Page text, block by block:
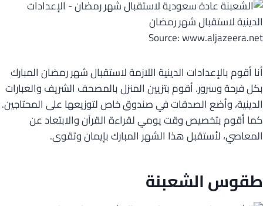
Source: www.aljazeera.net
أنا أقوم بالإعدادات الدينية اللازمة لاستقبال شهر رمضان المبارك
بكل فرحة وسرور. أقوم بتزيين المنزل بالمصحف الشريف والعبارات
الدينية، وأضع الصدقات في صندوق خاص لتوزيعها على المحتاجين.
كما أقوم بتخصيص وقت يومي لقراءة القرآن والابتعاد عن
المعاصي، لأستقبل هذا الشهر المبارك بإيمان وتقوى.
طقوس الشعبنة